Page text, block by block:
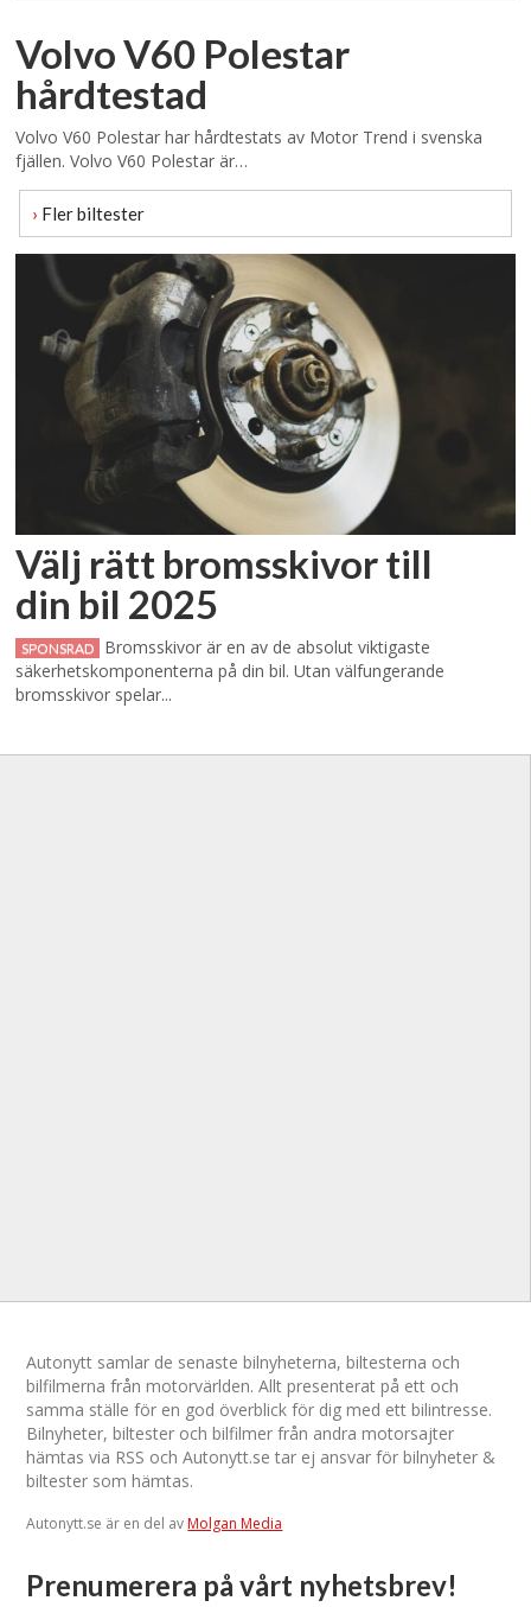
Volvo V60 Polestar
hårdtestad
Volvo V60 Polestar har hårdtestats av Motor Trend i svenska
fjällen. Volvo V60 Polestar är…
› Fler biltester
Välj rätt bromsskivor till
din bil 2025
SPONSRAD
Bromsskivor är en av de absolut viktigaste
säkerhetskomponenterna på din bil. Utan välfungerande
bromsskivor spelar...
Autonytt samlar de senaste bilnyheterna, biltesterna och
bilfilmerna från motorvärlden. Allt presenterat på ett och
samma ställe för en god överblick för dig med ett bilintresse.
Bilnyheter, biltester och bilfilmer från andra motorsajter
hämtas via RSS och Autonytt.se tar ej ansvar för bilnyheter &
biltester som hämtas.
Autonytt.se är en del avMolgan Media
Prenumerera på vårt nyhetsbrev!